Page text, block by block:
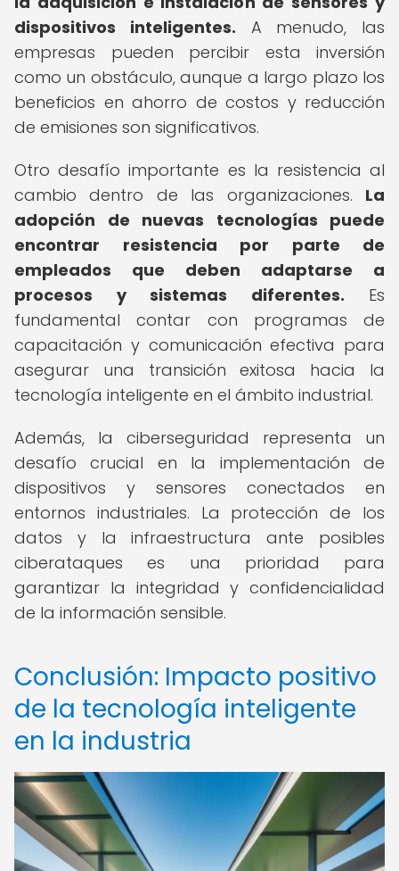
dispositivos inteligentes. A menudo, las
empresas pueden percibir esta inversión
como un obstáculo, aunque a largo plazo los
beneficios en ahorro de costos y reducción
de emisiones son significativos.
Otro desafío importante es la resistencia al
cambio dentro de las organizaciones. La
adopción de nuevas tecnologías puede
encontrar resistencia por parte de
empleados que deben adaptarse a
procesos y sistemas diferentes. Es
fundamental contar con programas de
capacitación y comunicación efectiva para
asegurar una transición exitosa hacia la
tecnología inteligente en el ámbito industrial.
Además, la ciberseguridad representa un
desafío crucial en la implementación de
dispositivos y sensores conectados en
entornos industriales. La protección de los
datos y la infraestructura ante posibles
ciberataques es una prioridad para
garantizar la integridad y confidencialidad
de la información sensible.
Conclusión: Impacto positivo
de la tecnología inteligente
en la industria